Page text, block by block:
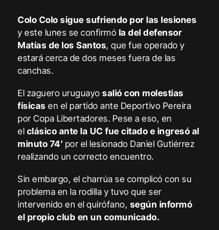
Colo Colo sigue sufriendo por las lesiones
y este lunes se confirmó la del defensor
Matías de los Santos, que fue operado y
estará cerca de dos meses fuera de las
canchas.
El zaguero uruguayosalió con molestias
físicas en el partido ante Deportivo Pereira
por Copa Libertadores. Pese a eso, en
el clásico ante la UC fue citado e ingresó al
minuto 74′ por el lesionado Daniel Gutiérrez
realizando un correcto encuentro.
Sin embargo, el charrúa se complicó con su
problema en la rodilla y tuvo que ser
intervenido en el quirófano, según informó
el propio club en un comunicado.